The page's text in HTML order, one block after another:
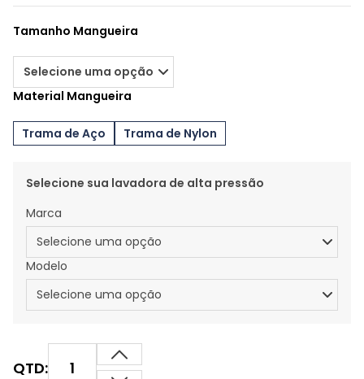
Tamanho Mangueira
Material Mangueira
Trama de Aço Trama de Nylon
QTD:
Selecione sua lavadora de alta pressão
Marca
Modelo